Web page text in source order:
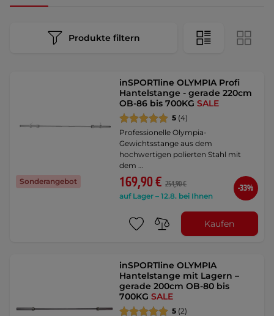
Produkte filtern
Sonderangebot
inSPORTline OLYMPIA Profi
Hantelstange - gerade 220cm
OB-86 bis 700KGSALE
5 (4)
Professionelle Olympia-
Gewichtsstange aus dem
hochwertigen polierten Stahl mit
dem …
169,90 € 254,90 €
auf Lager – 12.8. bei Ihnen
-33%
Kaufen
inSPORTline OLYMPIA
Hantelstange mit Lagern –
gerade 200cm OB-80 bis
700KGSALE
5 (2)